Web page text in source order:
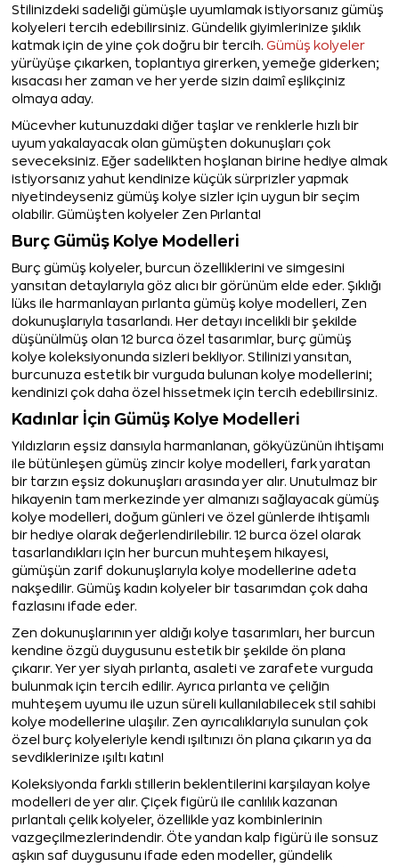
Stilinizdeki sadeliği gümüşle uyumlamak istiyorsanız gümüş
kolyeleri tercih edebilirsiniz. Gündelik giyimlerinize şıklık
katmak için de yine çok doğru bir tercih. Gümüş kolyeler
yürüyüşe çıkarken, toplantıya girerken, yemeğe giderken;
kısacası her zaman ve her yerde sizin daimî eşlikçiniz
olmaya aday.
Mücevher kutunuzdaki diğer taşlar ve renklerle hızlı bir
uyum yakalayacak olan gümüşten dokunuşları çok
seveceksiniz. Eğer sadelikten hoşlanan birine hediye almak
istiyorsanız yahut kendinize küçük sürprizler yapmak
niyetindeyseniz gümüş kolye sizler için uygun bir seçim
olabilir. Gümüşten kolyeler Zen Pırlanta!
Burç Gümüş Kolye Modelleri
Burç gümüş kolyeler, burcun özelliklerini ve simgesini
yansıtan detaylarıyla göz alıcı bir görünüm elde eder. Şıklığı
lüks ile harmanlayan pırlanta gümüş kolye modelleri, Zen
dokunuşlarıyla tasarlandı. Her detayı incelikli bir şekilde
düşünülmüş olan 12 burca özel tasarımlar, burç gümüş
kolye koleksiyonunda sizleri bekliyor. Stilinizi yansıtan,
burcunuza estetik bir vurguda bulunan kolye modellerini;
kendinizi çok daha özel hissetmek için tercih edebilirsiniz.
Kadınlar İçin Gümüş Kolye Modelleri
Yıldızların eşsiz dansıyla harmanlanan, gökyüzünün ihtişamı
ile bütünleşen gümüş zincir kolye modelleri, fark yaratan
bir tarzın eşsiz dokunuşları arasında yer alır. Unutulmaz bir
hikayenin tam merkezinde yer almanızı sağlayacak gümüş
kolye modelleri, doğum günleri ve özel günlerde ihtişamlı
bir hediye olarak değerlendirilebilir. 12 burca özel olarak
tasarlandıkları için her burcun muhteşem hikayesi,
gümüşün zarif dokunuşlarıyla kolye modellerine adeta
nakşedilir. Gümüş kadın kolyeler bir tasarımdan çok daha
fazlasını ifade eder.
Zen dokunuşlarının yer aldığı kolye tasarımları, her burcun
kendine özgü duygusunu estetik bir şekilde ön plana
çıkarır. Yer yer siyah pırlanta, asaleti ve zarafete vurguda
bulunmak için tercih edilir. Ayrıca pırlanta ve çeliğin
muhteşem uyumu ile uzun süreli kullanılabilecek stil sahibi
kolye modellerine ulaşılır. Zen ayrıcalıklarıyla sunulan çok
özel burç kolyeleriyle kendi ışıltınızı ön plana çıkarın ya da
sevdiklerinize ışıltı katın!
Koleksiyonda farklı stillerin beklentilerini karşılayan kolye
modelleri de yer alır. Çiçek figürü ile canlılık kazanan
pırlantalı çelik kolyeler, özellikle yaz kombinlerinin
vazgeçilmezlerindendir. Öte yandan kalp figürü ile sonsuz
aşkın saf duygusunu ifade eden modeller, gündelik